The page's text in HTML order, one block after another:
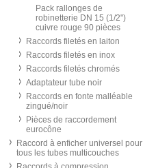
Pack rallonges de
robinetterie DN 15 (1/2")
cuivre rouge 90 pièces
Raccords filetés en laiton
Raccords filetés en inox
Raccords filetés chromés
Adaptateur tube noir
Raccords en fonte malléable
zingué/noir
Pièces de raccordement
eurocône
Raccord à enficher universel pour
tous les tubes multicouches